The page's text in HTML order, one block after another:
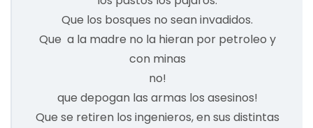
Que los bosques no sean invadidos.
Que a la madre no la hieran por petroleo y
con minas
no!
que depogan las armas los asesinos!
Que se retiren los ingenieros, en sus distintas